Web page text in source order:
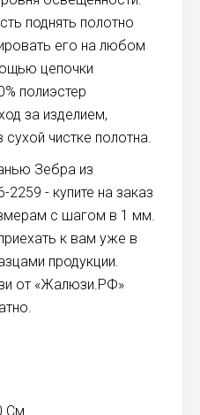
поднять полотно
его на любом
цепочки
полиэстер
за изделием,
чистке полотна.
Зебра из
- купите на заказ
с шагом в 1 мм.
к вам уже в
продукции.
от «Жалюзи.РФ»
См